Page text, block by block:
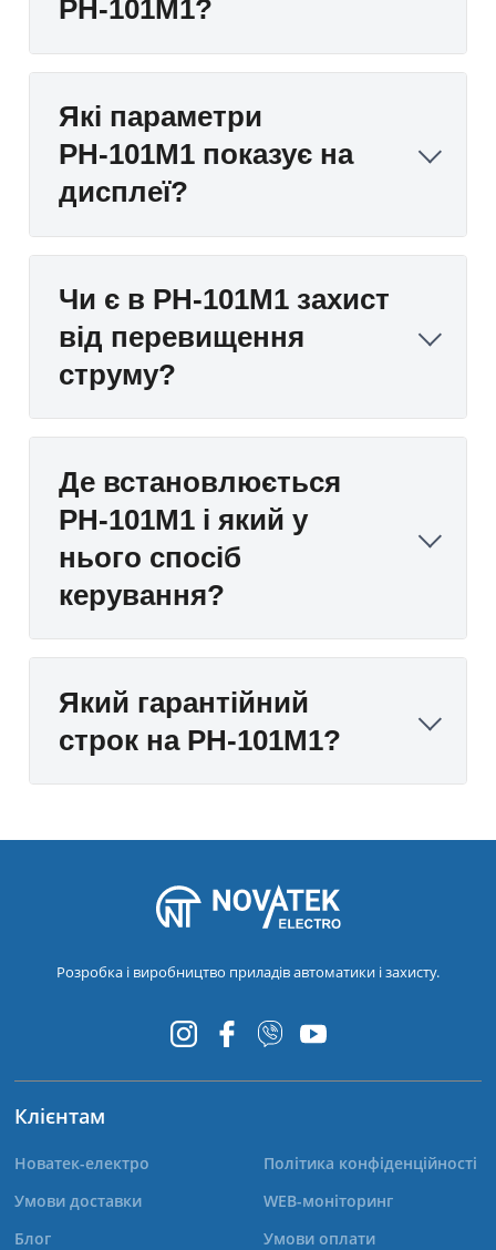
РН-101М1?
Які параметри
РН-101М1 показує на
дисплеї?
Чи є в РН-101М1 захист
від перевищення
струму?
Де встановлюється
РН-101М1 і який у
нього спосіб
керування?
Який гарантійний
строк на РН-101М1?
Розробка і виробництво приладів автоматики і захисту.
Клієнтам
Новатек-електро
Умови доставки
Блог
Політика конфіденційності
WEB-моніторинг
Умови оплати